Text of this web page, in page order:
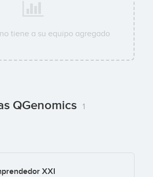
no tiene a su equipo agregado
QGenomics 1
XXI